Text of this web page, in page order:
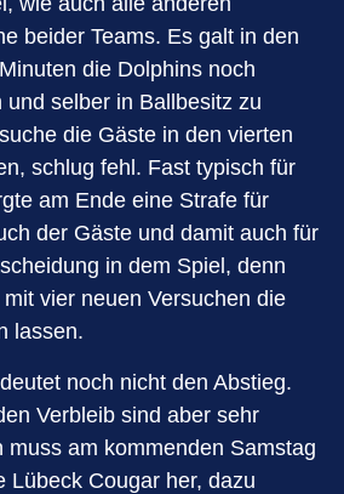
beider Teams. Es galt in den
die Dolphins noch
selber in Ballbesitz zu
die Gäste in den vierten
schlug fehl. Fast typisch für
am Ende eine Strafe für
der Gäste und damit auch für
in dem Spiel, denn
vier neuen Versuchen die
lassen.
noch nicht den Abstieg.
Verbleib sind aber sehr
muss am kommenden Samstag
Lübeck Cougar her, dazu